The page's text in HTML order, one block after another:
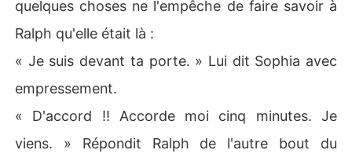
quelques choses ne l'empêche de faire savoir à
Ralph qu'elle était là :
« Je suis devant ta porte. » Lui dit Sophia avec
empressement.
« D'accord !! Accorde moi cinq minutes. Je
viens. » Répondit Ralph de l'autre bout du